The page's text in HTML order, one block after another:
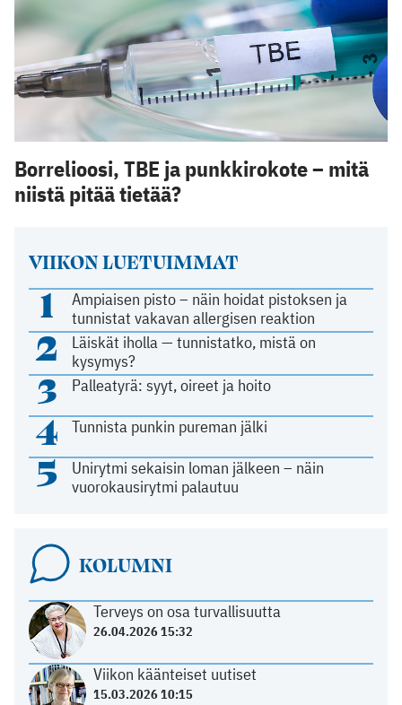
VIIKON LUETUIMMAT
1
Ampiaisen pisto – näin hoidat pistoksen ja
tunnistat vakavan allergisen reaktion
2
Läiskät iholla — tunnistatko, mistä on
kysymys?
3 Palleatyrä: syyt, oireet ja hoito
4 Tunnista punkin pureman jälki
5
Unirytmi sekaisin loman jälkeen – näin
vuorokausirytmi palautuu
KOLUMNI
Terveys on osa turvallisuutta
26.04.2026 15:32
Viikon käänteiset uutiset
15.03.2026 10:15
Borrelioosi, TBE ja punkkirokote – mitä
niistä pitää tietää?